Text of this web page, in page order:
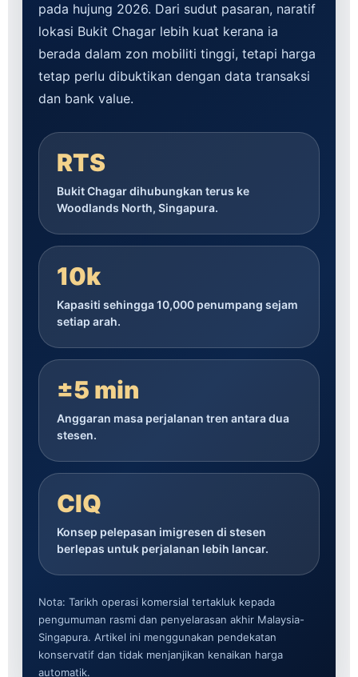
pada hujung 2026. Dari sudut pasaran, naratif
lokasi Bukit Chagar lebih kuat kerana ia
berada dalam zon mobiliti tinggi, tetapi harga
tetap perlu dibuktikan dengan data transaksi
dan bank value.
RTS
Bukit Chagar dihubungkan terus ke
Woodlands North, Singapura.
10k
Kapasiti sehingga 10,000 penumpang sejam
setiap arah.
±5 min
Anggaran masa perjalanan tren antara dua
stesen.
CIQ
Konsep pelepasan imigresen di stesen
berlepas untuk perjalanan lebih lancar.
Nota: Tarikh operasi komersial tertakluk kepada
pengumuman rasmi dan penyelarasan akhir Malaysia-
Singapura. Artikel ini menggunakan pendekatan
konservatif dan tidak menjanjikan kenaikan harga
automatik.